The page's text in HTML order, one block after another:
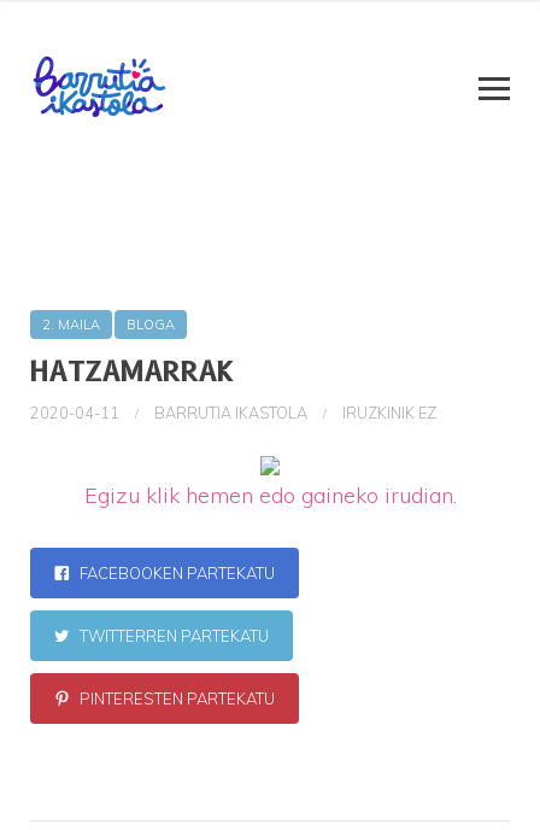
2. MAILA BLOGA
HATZAMARRAK
2020-04-11 BARRUTIA IKASTOLA IRUZKINIK EZ
Egizu klik hemen edo gaineko irudian.
FACEBOOKEN PARTEKATU
TWITTERREN PARTEKATU
PINTERESTEN PARTEKATU